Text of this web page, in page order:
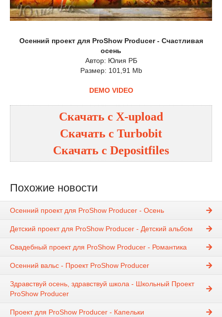
Осенний проект для ProShow Producer - Счастливая
осень
Автор: Юлия РБ
Размер: 101,91 Mb
DEMO VIDEO
Скачать с X-upload
Скачать с Turbobit
Скачать с Depositfiles
Похожие новости
Осенний проект для ProShow Producer - Осень
Детский проект для ProShow Producer - Детский альбом
Свадебный проект для ProShow Producer - Романтика
Осенний вальс - Проект ProShow Producer
Здравствуй осень, здравствуй школа - Школьный Проект
ProShow Producer
Проект для ProShow Producer - Капельки